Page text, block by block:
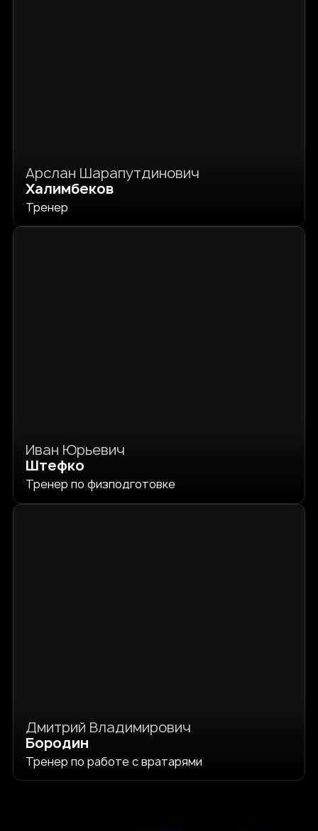
Арслан Шарапутдинович
Халимбеков
Тренер
Иван Юрьевич
Штефко
Тренер по физподготовке
Дмитрий Владимирович
Бородин
Тренер по работе с вратарями